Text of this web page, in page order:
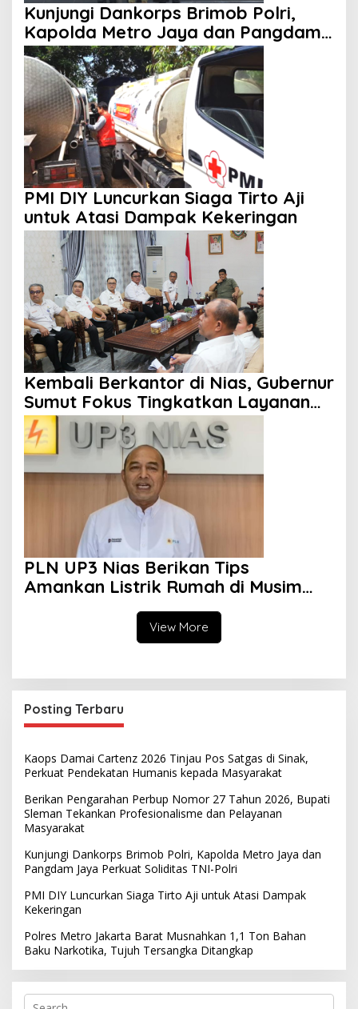
Kunjungi Dankorps Brimob Polri,
Kapolda Metro Jaya dan Pangdam
Jaya Perkuat Soliditas TNI-Polri
PMI DIY Luncurkan Siaga Tirto Aji
untuk Atasi Dampak Kekeringan
Kembali Berkantor di Nias, Gubernur
Sumut Fokus Tingkatkan Layanan
Kesehatan
PLN UP3 Nias Berikan Tips
Amankan Listrik Rumah di Musim
View More
Posting Terbaru
Kaops Damai Cartenz 2026 Tinjau Pos Satgas di Sinak,
Perkuat Pendekatan Humanis kepada Masyarakat
Berikan Pengarahan Perbup Nomor 27 Tahun 2026, Bupati
Sleman Tekankan Profesionalisme dan Pelayanan
Masyarakat
Kunjungi Dankorps Brimob Polri, Kapolda Metro Jaya dan
Pangdam Jaya Perkuat Soliditas TNI-Polri
PMI DIY Luncurkan Siaga Tirto Aji untuk Atasi Dampak
Kekeringan
Polres Metro Jakarta Barat Musnahkan 1,1 Ton Bahan
Baku Narkotika, Tujuh Tersangka Ditangkap
S